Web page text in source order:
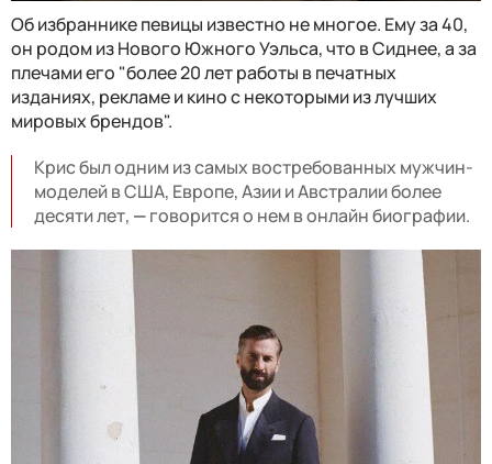
Об избраннике певицы известно не многое. Ему за 40,
он родом из Нового Южного Уэльса, что в Сиднее, а за
плечами его "более 20 лет работы в печатных
изданиях, рекламе и кино с некоторыми из лучших
мировых брендов".
Крис был одним из самых востребованных мужчин-
моделей в США, Европе, Азии и Австралии более
десяти лет, —говорится о нем в онлайн биографии.